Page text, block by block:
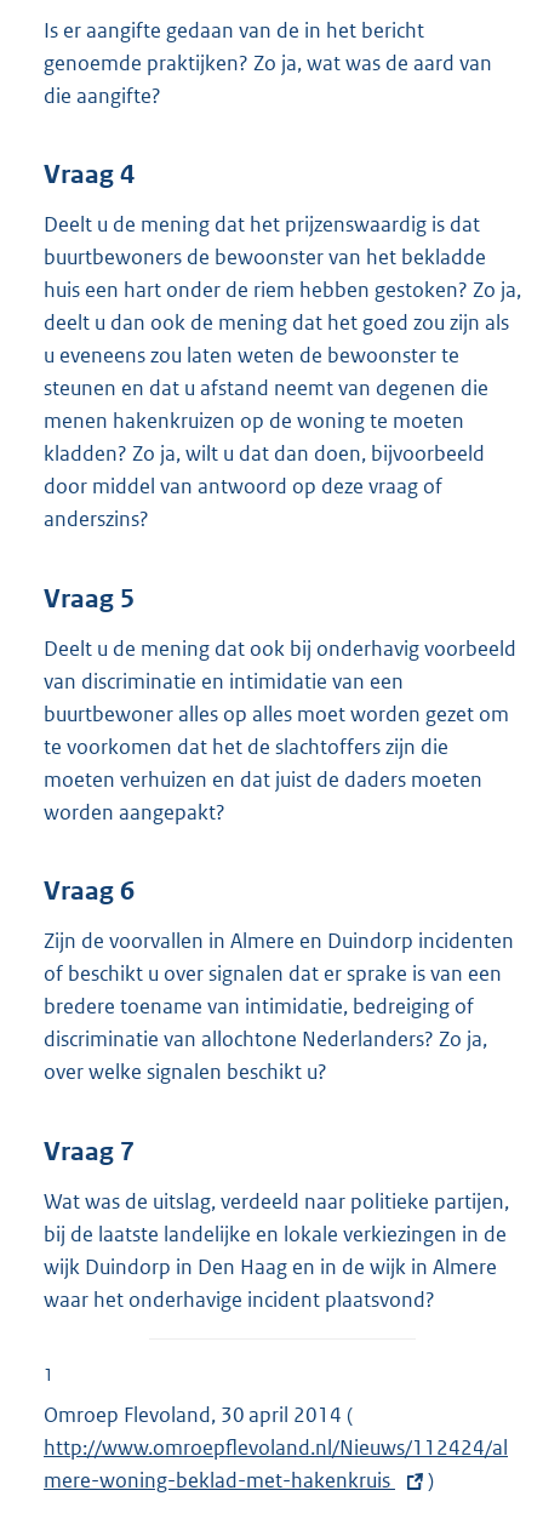
Is er aangifte gedaan van de in het bericht
genoemde praktijken? Zo ja, wat was de aard van
die aangifte?
Vraag 4
Deelt u de mening dat het prijzenswaardig is dat
buurtbewoners de bewoonster van het bekladde
huis een hart onder de riem hebben gestoken? Zo ja,
deelt u dan ook de mening dat het goed zou zijn als
u eveneens zou laten weten de bewoonster te
steunen en dat u afstand neemt van degenen die
menen hakenkruizen op de woning te moeten
kladden? Zo ja, wilt u dat dan doen, bijvoorbeeld
door middel van antwoord op deze vraag of
anderszins?
Vraag 5
Deelt u de mening dat ook bij onderhavig voorbeeld
van discriminatie en intimidatie van een
buurtbewoner alles op alles moet worden gezet om
te voorkomen dat het de slachtoffers zijn die
moeten verhuizen en dat juist de daders moeten
worden aangepakt?
Vraag 6
Zijn de voorvallen in Almere en Duindorp incidenten
of beschikt u over signalen dat er sprake is van een
bredere toename van intimidatie, bedreiging of
discriminatie van allochtone Nederlanders? Zo ja,
over welke signalen beschikt u?
Vraag 7
Wat was de uitslag, verdeeld naar politieke partijen,
bij de laatste landelijke en lokale verkiezingen in de
wijk Duindorp in Den Haag en in de wijk in Almere
waar het onderhavige incident plaatsvond?
1
Omroep Flevoland, 30 april 2014 (
x
t
http://www.omroepflevoland.nl/Nieuws/112424/al
mere-woning-beklad-met-hakenkruis
)